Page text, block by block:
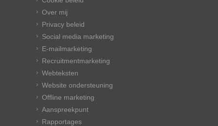
Over mij
Privacy beleid
Social media marketing
E-mailmarketing
Recruitmentmarketing
Webteksten
Website ondersteuning
Offline marketing
Aanspreekpunt
Rapportages